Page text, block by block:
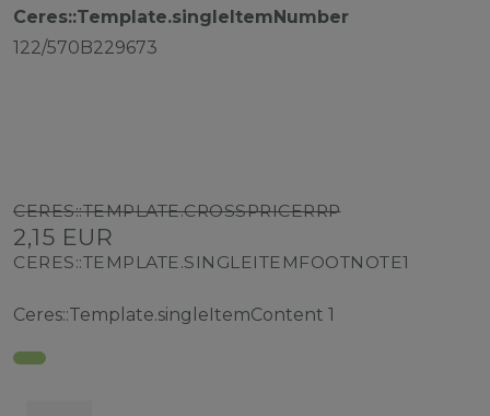
Ceres::Template.singleItemNumber
122/570B229673
CERES::TEMPLATE.CROSSPRICERRP
2,15 EUR
CERES::TEMPLATE.SINGLEITEMFOOTNOTE1
Ceres::Template.singleItemContent 1